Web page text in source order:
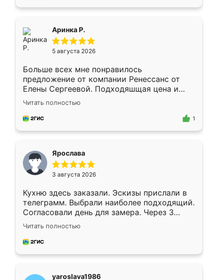
Аринка Р.
5 августа 2026
Больше всех мне понравилось
предложение от компании Ренессанс от
Елены Сергеевой. Подходяшщая цена и
короткие сроки изготовления. Приехавший
для замера сотрудник Владислав
предложил по моему эскизу самый
Читать полностью
1
Ярослава
3 августа 2026
Кухню здесь заказали. Эскизы прислали в
телеграмм. Выбрали наиболее подходящий.
Согласовали день для замера. Через 3
недели кухня была уже готова. Остались
довольны работой. Спасибо Ренессанс
мебель за качественную работу!
Читать полностью
yaroslava1986